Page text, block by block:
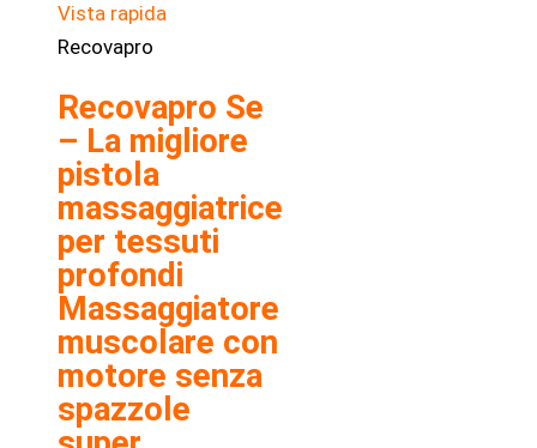
Vista rapida
Recovapro
Recovapro Se
– La migliore
pistola
massaggiatrice
per tessuti
profondi
Massaggiatore
muscolare con
motore senza
spazzole